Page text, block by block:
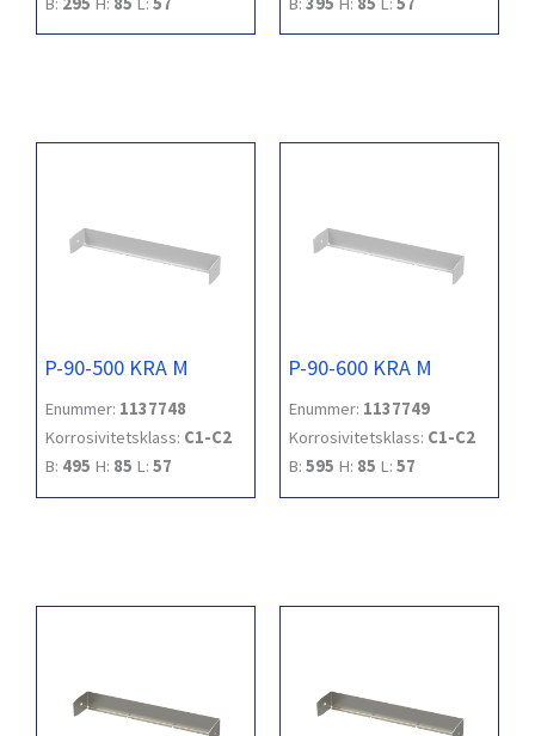
P-90-500 KRA M
Enummer: 1137748
Korrosivitetsklass: C1-C2
B: 495 H: 85 L: 57
P-90-600 KRA M
Enummer: 1137749
Korrosivitetsklass: C1-C2
B: 595 H: 85 L: 57